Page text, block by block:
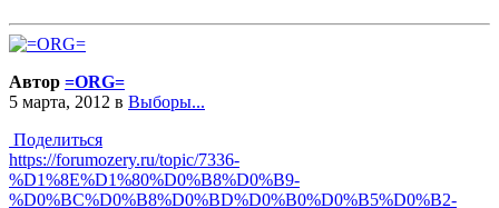
Автор =ORG=
5 марта, 2012 в Выборы...
Поделиться
https://forumozery.ru/topic/7336-
%D1%8E%D1%80%D0%B8%D0%B9-
%D0%BC%D0%B8%D0%BD%D0%B0%D0%B5%D0%B2-